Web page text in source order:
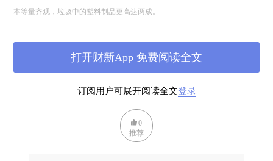
本等量齐观，垃圾中的塑料制品更高达两成。
这组数据，与北京目前的境况十分相似。截止到2010年，北京也有将近2000
万人口，人均日排放量1.1公斤，垃圾排放量总量约700万吨。
在1980年代以前，台湾几乎没有现代化的垃圾处理设施，垃圾无害化处理率
不足3%。1984年，当局开始在各地建立填埋场，但是进入1990年代，这些填
埋场大都已经不堪重负。1991年台湾调整了垃圾处理策略，将以卫生填埋为
主调整成以焚烧处理为主，规划建设21座垃圾焚烧厂，此后又计划以BOT方
订阅用户可展开阅读全文登录
打开财新App 免费阅读全文
0
推荐